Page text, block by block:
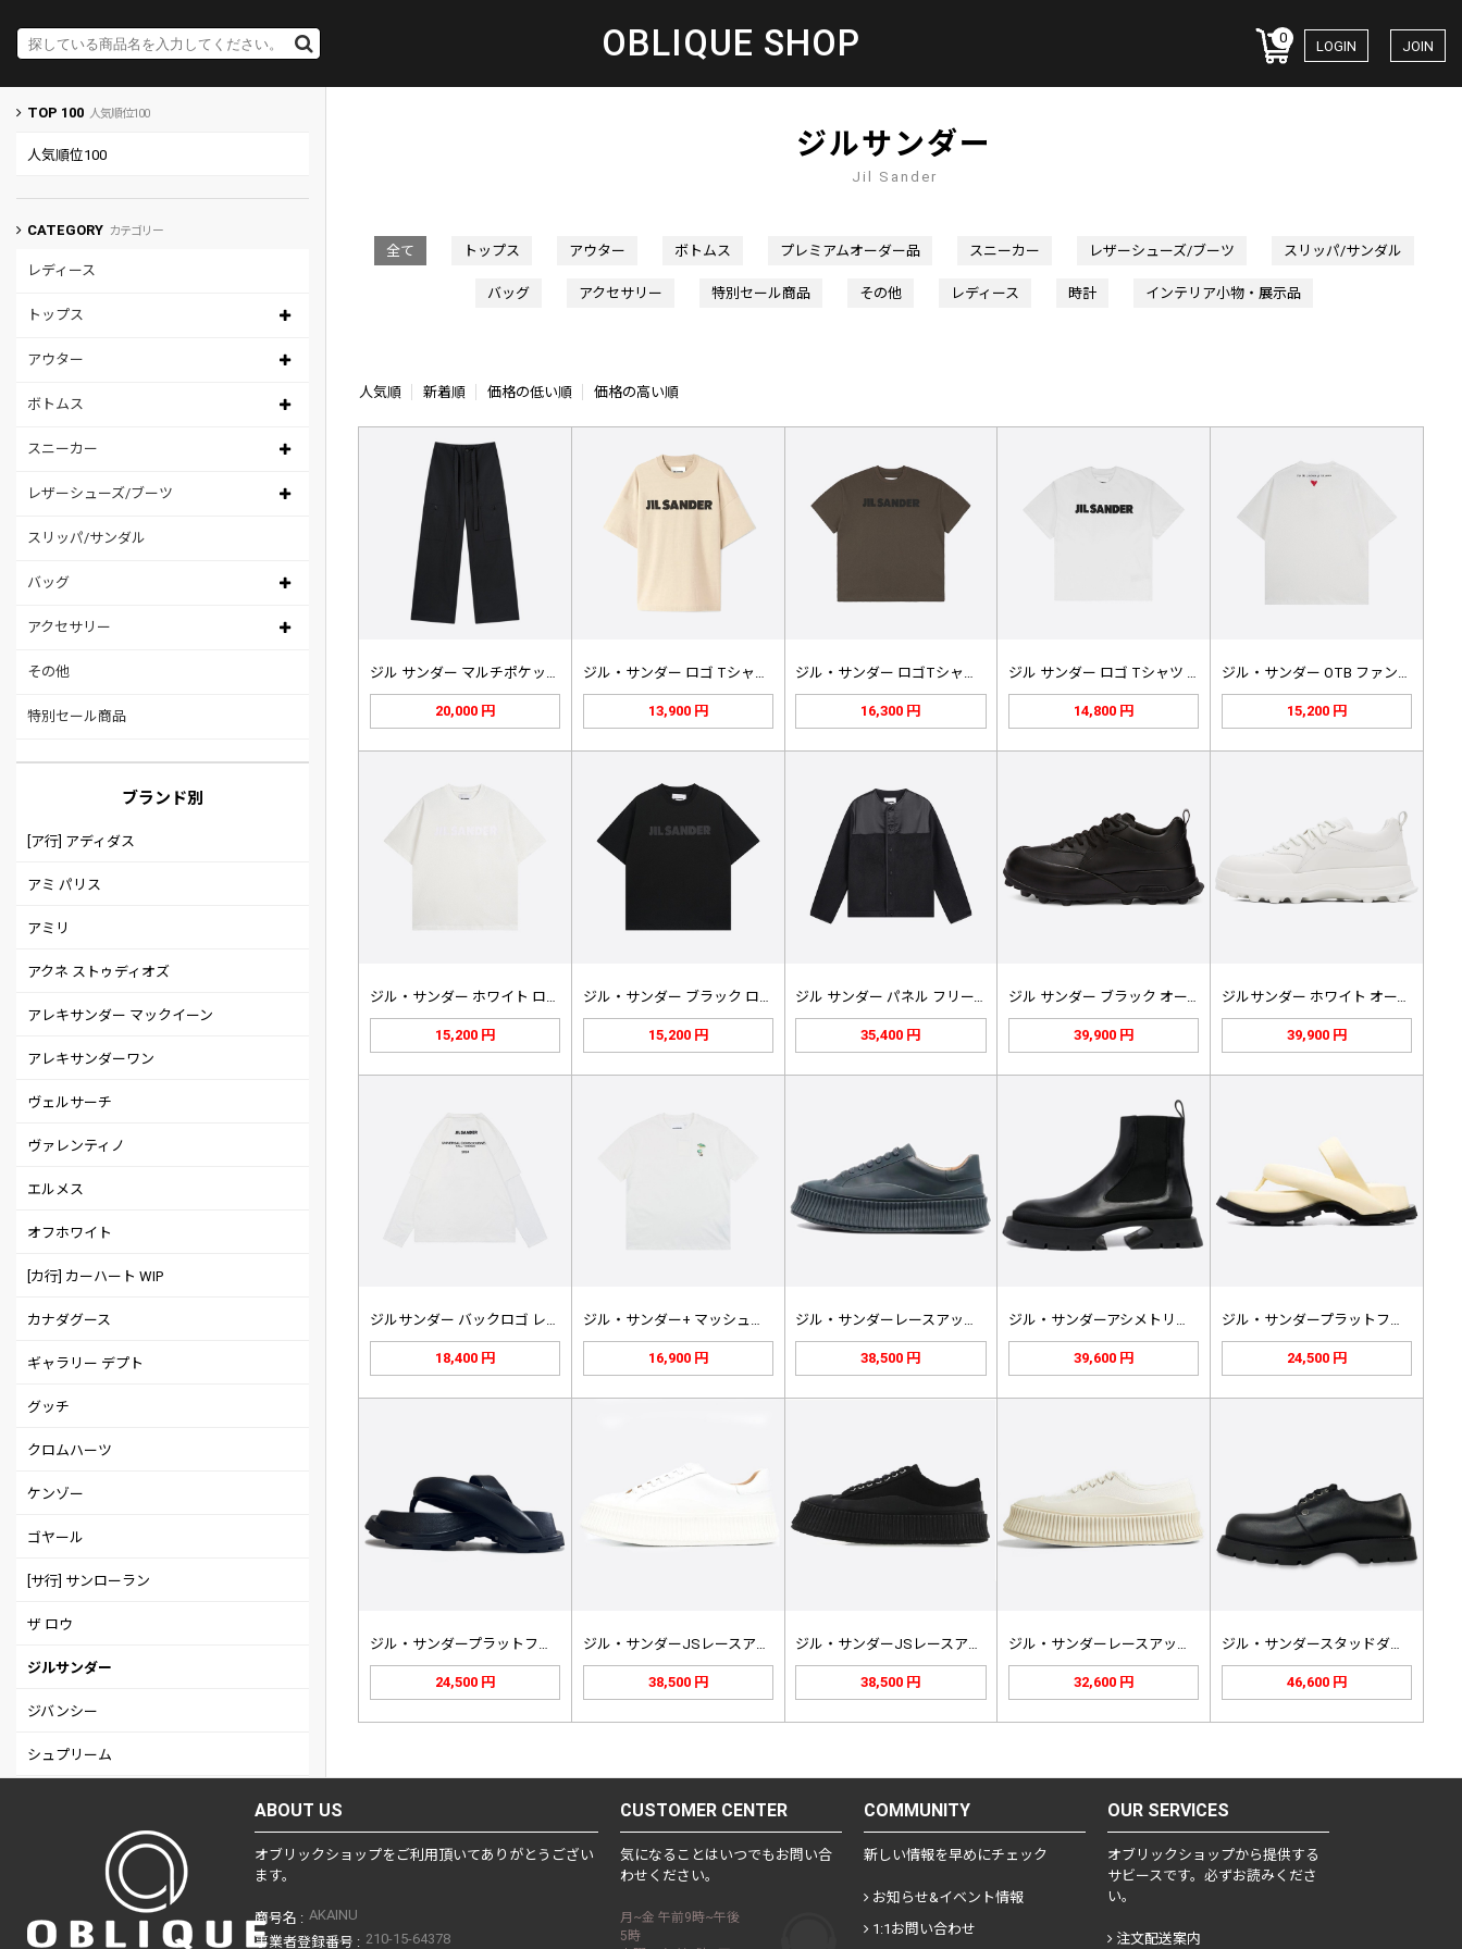
OBLIQUE SHOP 0
LOGIN JOIN
TOP 100 人気順位100
人気順位100
CATEGORY カテゴリー
レディース
トップス
アウター
ボトムス
スニーカー
レザーシューズ/ブーツ
スリッパ/サンダル
バッグ
アクセサリー
その他
特別セール商品
ブランド別
[ア行] アディダス
アミ パリス
アミリ
アクネ ストゥディオズ
アレキサンダー マックイーン
アレキサンダーワン
ヴェルサーチ
ヴァレンティノ
エルメス
オフホワイト
[カ行] カーハート WIP
カナダグース
ギャラリー デプト
グッチ
クロムハーツ
ケンゾー
ゴヤール
[サ行] サンローラン
ザ ロウ
ジルサンダー
ジバンシー
シュプリーム
ストンアイランド
セント マイケル
ジルサンダー
Jil Sander
全て トップス アウター ボトムス プレミアムオーダー品 スニーカー レザーシューズ/ブーツ スリッパ/サンダル
バッグ アクセサリー 特別セール商品 その他 レディース 時計 インテリア小物・展示品
人気順 新着順 価格の低い順 価格の高い順
20,000 円 13,900 円 16,300 円 14,800 円 15,200 円
15,200 円 15,200 円 35,400 円 39,900 円
ジルサンダー ホワイト オーブ スニ…
39,900 円
ジルサンダー バックロゴ レイヤード…
18,400 円
ジル・サンダー+ マッシュルーム T…
16,900 円
ジル・サンダーレースアッププラットフ…
38,500 円
ジル・サンダーアシメトリソールレザー…
39,600 円
ジル・サンダープラットフォームサンダ…
24,500 円
ジル・サンダープラットフォームサンダ…
24,500 円
ジル・サンダーJSレースアップPla…
38,500 円
ジル・サンダーJSレースアップPla…
38,500 円
ジル・サンダーレースアッププラットフ…
32,600 円
ジル・サンダースタッドダービーシュー…
46,600 円
ABOUT US
オブリックショップをご利用頂いてありがとうござい
ます。
商号名 : AKAINU
事業者登録番号 : 210-15-64378
CUSTOMER CENTER
気になることはいつでもお問い合
わせください。
月~金 午前9時~午後
5時
COMMUNITY
新しい情報を早めにチェック
お知らせ&イベント情報
1:1お問い合わせ
OUR SERVICES
オブリックショップから提供する
サビースです。必ずお読みくださ
い。
注文配送案内